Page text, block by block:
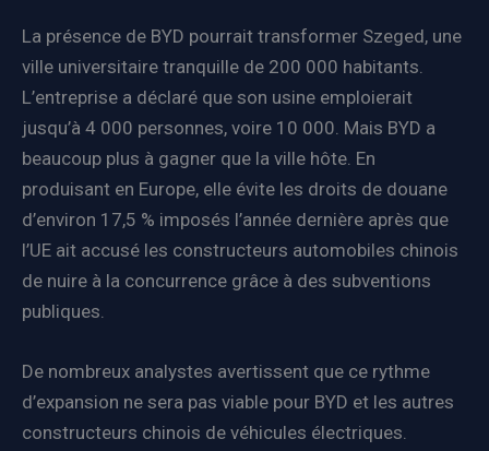
La présence de BYD pourrait transformer Szeged, une
ville universitaire tranquille de 200 000 habitants.
L’entreprise a déclaré que son usine emploierait
jusqu’à 4 000 personnes, voire 10 000. Mais BYD a
beaucoup plus à gagner que la ville hôte. En
produisant en Europe, elle évite les droits de douane
d’environ 17,5 % imposés l’année dernière après que
l’UE ait accusé les constructeurs automobiles chinois
de nuire à la concurrence grâce à des subventions
publiques.
De nombreux analystes avertissent que ce rythme
d’expansion ne sera pas viable pour BYD et les autres
constructeurs chinois de véhicules électriques.